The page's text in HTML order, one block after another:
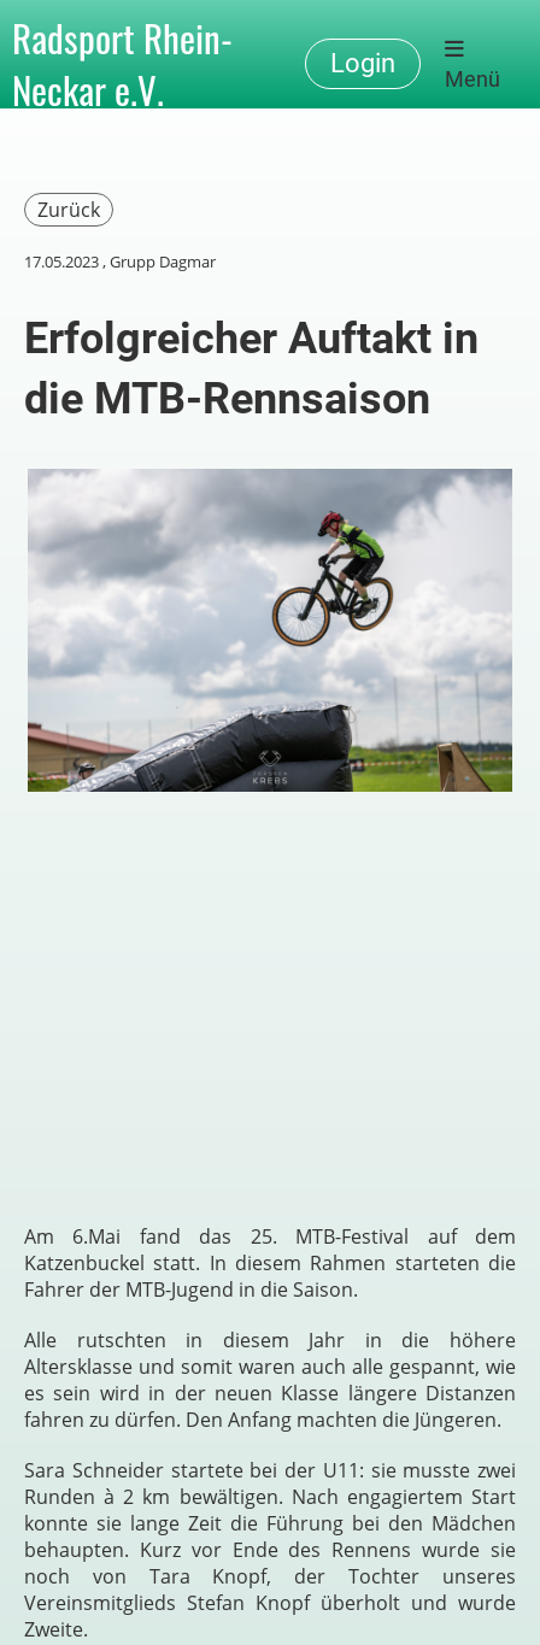
Radsport Rhein-
Neckar e.V.
Login
Menü
Zurück
17.05.2023, Grupp Dagmar
Erfolgreicher Auftakt in
die MTB-Rennsaison
Am 6.Mai fand das 25. MTB-Festival auf dem
Katzenbuckel statt. In diesem Rahmen starteten die
Fahrer der MTB-Jugend in die Saison.
Alle rutschten in diesem Jahr in die höhere
Altersklasse und somit waren auch alle gespannt, wie
es sein wird in der neuen Klasse längere Distanzen
fahren zu dürfen. Den Anfang machten die Jüngeren.
Sara Schneider startete bei der U11: sie musste zwei
Runden à 2 km bewältigen. Nach engagiertem Start
konnte sie lange Zeit die Führung bei den Mädchen
behaupten. Kurz vor Ende des Rennens wurde sie
noch von Tara Knopf, der Tochter unseres
Vereinsmitglieds Stefan Knopf überholt und wurde
Zweite.